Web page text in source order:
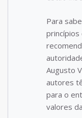
Para
princípios
Augusto
autores
para o
valores